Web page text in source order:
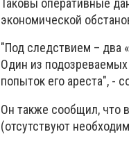
Таковы оперативные
экономической
"Под следствием – два
Один из
попыток его ареста", -
Он также сообщил, что
(отсутствуют